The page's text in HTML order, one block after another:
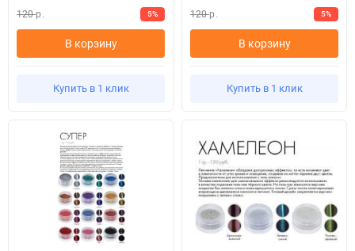
120р. 5%
В корзину
Купить в 1 клик
120р. 5%
В корзину
Купить в 1 клик